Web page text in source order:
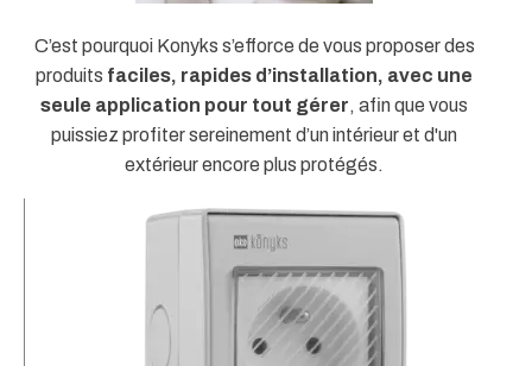
C’est pourquoi Konyks s’efforce de vous proposer des
produits faciles, rapides d’installation, avec une
seule application pour tout gérer, afin que vous
puissiez profiter sereinement d’un intérieur et d'un
extérieur encore plus protégés.